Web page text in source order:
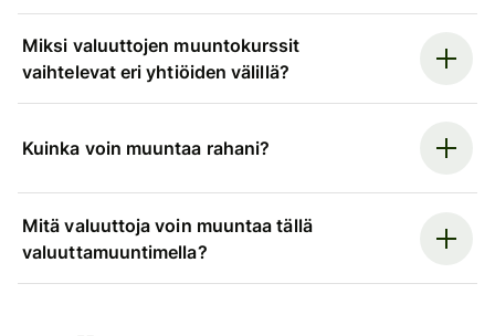
Miksi valuuttojen muuntokurssit
vaihtelevat eri yhtiöiden välillä?
Kuinka voin muuntaa rahani?
Mitä valuuttoja voin muuntaa tällä
valuuttamuuntimella?